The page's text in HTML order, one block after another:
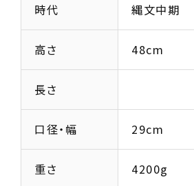
時代 縄文中期
高さ 48cm
長さ
口径・幅 29cm
重さ 4200g